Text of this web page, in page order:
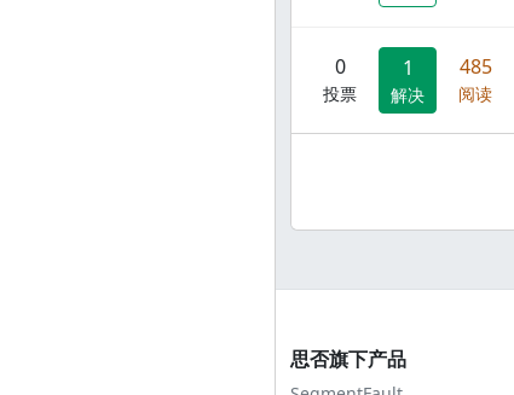
0
投票
1
解决
485
阅读
思否旗下产品